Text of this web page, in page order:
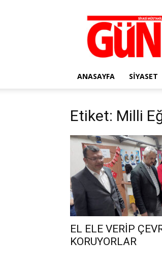
ANASAYFA SIYASET
Etiket: Milli
EL ELE VERİP
KORUYORLAR